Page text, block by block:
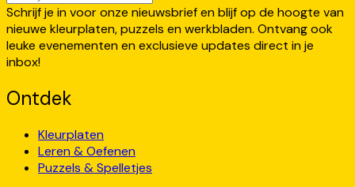
Schrijf je in voor onze nieuwsbrief en blijf op de hoogte van
nieuwe kleurplaten, puzzels en werkbladen. Ontvang ook
leuke evenementen en exclusieve updates direct in je
inbox!
Ontdek
Kleurplaten
Leren & Oefenen
Puzzels & Spelletjes